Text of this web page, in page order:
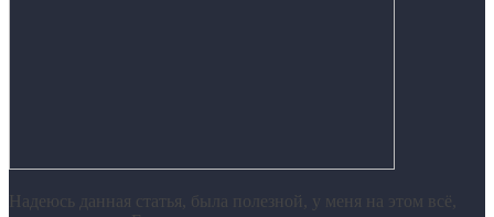
Надеюсь данная статья, была полезной, у меня на этом всё,